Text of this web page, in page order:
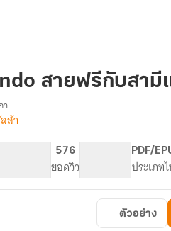
สายฟรีกับสามี
า
ล้า
576
ยอดวิว
PDF/
ประเภท
ตัวอย่าง